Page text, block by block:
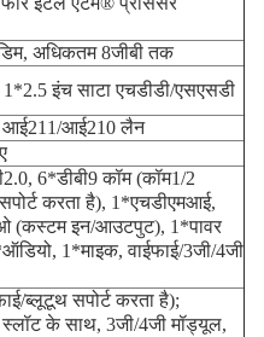
अधिकतम 8जीबी तक
इंच साटा एचडीडी/एसएसडी
आई211/आई210 लैन
6*डीबी9 कॉम (कॉम1/2
करता है), 1*एचडीएमआई,
(कस्टम इन/आउटपुट), 1*पावर
1*माइक, वाईफाई/3जी/4जी
ब्लूटूथ सपोर्ट करता है);
स्लॉट के साथ, 3जी/4जी मॉड्यूल,